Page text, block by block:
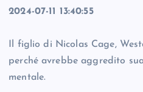
2024-07-11 13:40:55
Il figlio di Nicolas Cage,
perché avrebbe aggredito
mentale.